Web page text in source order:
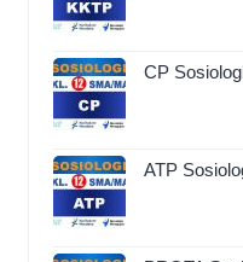
CP
ATP